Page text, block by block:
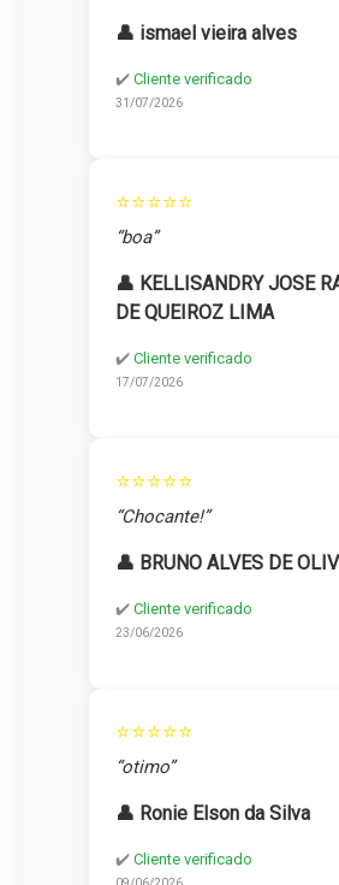
👤 ismael vieira alves
✔️ Cliente verificado
31/07/2026
⭐⭐⭐⭐⭐
“boa”
👤 KELLISANDRY JOSE
DE QUEIROZ LIMA
✔️ Cliente verificado
17/07/2026
⭐⭐⭐⭐⭐
“Chocante!”
👤 BRUNO ALVES DE
✔️ Cliente verificado
23/06/2026
⭐⭐⭐⭐⭐
“otimo”
👤 Ronie Elson da Silva
✔️ Cliente verificado